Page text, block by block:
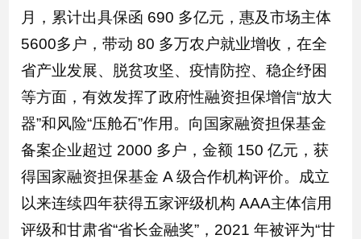
月，累计出具保函 690 多亿元，惠及市场主体
5600多户，带动 80 多万农户就业增收，在全
省产业发展、脱贫攻坚、疫情防控、稳企纾困
等方面，有效发挥了政府性融资担保增信“放大
器”和风险“压舱石”作用。向国家融资担保基金
备案企业超过 2000 多户，金额 150 亿元，获
得国家融资担保基金 A 级合作机构评价。成立
以来连续四年获得五家评级机构 AAA主体信用
评级和甘肃省“省长金融奖”，2021 年被评为“甘